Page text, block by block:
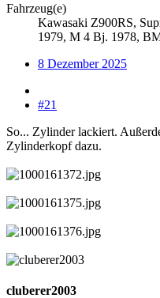
Fahrzeug(e)
Kawasaki Z900RS,
1979, M 4 Bj. 1978,
8 Dezember 2025
#21
So... Zylinder lackiert.
Zylinderkopf dazu.
cluberer2003